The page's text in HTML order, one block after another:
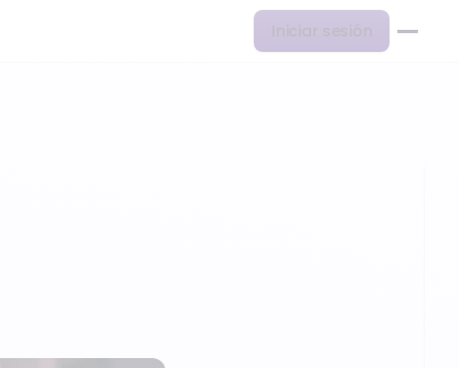
Iniciar sesión